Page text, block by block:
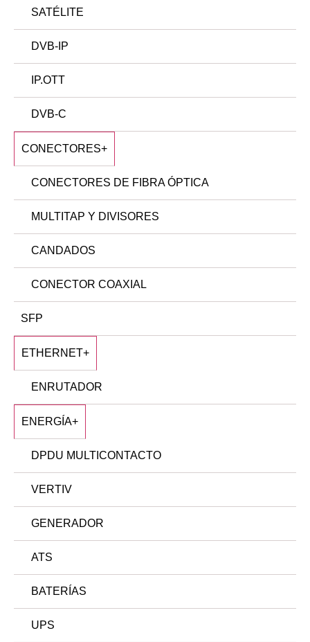
SATÉLITE
DVB-IP
IP.OTT
DVB-C
CONECTORES+
CONECTORES DE FIBRA ÓPTICA
MULTITAP Y DIVISORES
CANDADOS
CONECTOR COAXIAL
SFP
ETHERNET+
ENRUTADOR
ENERGÍA+
DPDU MULTICONTACTO
VERTIV
GENERADOR
ATS
BATERÍAS
UPS